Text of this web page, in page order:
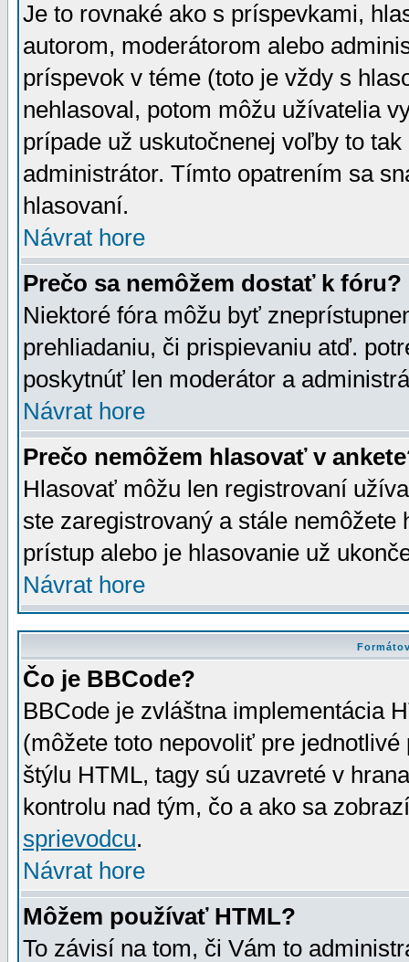
Je to rovnaké ako s príspevkami,
autorom, moderátorom alebo
príspevok v téme (toto je vždy s
nehlasoval, potom môžu užívatelia
prípade už uskutočnenej voľby to
administrátor. Tímto opatrením sa
hlasovaní.
Návrat hore
Prečo sa nemôžem dostať k fóru?
Niektoré fóra môžu byť
prehliadaniu, či prispievaniu atď.
poskytnúť len moderátor a
Návrat hore
Prečo nemôžem hlasovať v
Hlasovať môžu len registrovaní
ste zaregistrovaný a stále
prístup alebo je hlasovanie už
Návrat hore
Čo je BBCode?
BBCode je zvláštna implementácia
(môžete toto nepovoliť pre
štýlu HTML, tagy sú uzavreté v
kontrolu nad tým, čo a ako sa
sprievodcu.
Návrat hore
Môžem používať HTML?
To závisí na tom, či Vám to